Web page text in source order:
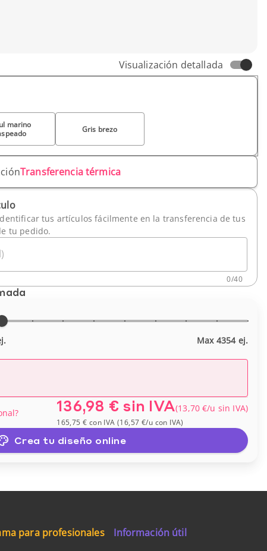
Visualización detallada
marino
Gris brezo
Transferencia térmica
tus artículos fácilmente en la transferencia de tus
tu pedido.
0/40
Max 4354 ej.
136,98 € sin IVA(13,70 €/u sin IVA)
165,75 € con IVA (16,57 €/u con IVA)
Crea tu diseño online
para profesionales Información útil